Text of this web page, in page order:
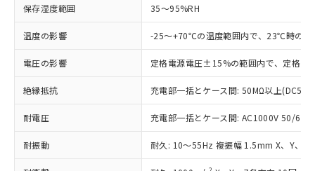
保存湿度範囲 35～95%RH
温度の影響 -25～+70℃の温度範囲内で、23℃時の
電圧の影響 定格電源電圧±15%の範囲内で、定格電
絶縁抵抗 充電部一括とケース間: 50MΩ以上
耐電圧 充電部一括とケース間: AC1000V 50/
耐振動 耐久: 10～55Hz 複振幅 1.5mm X、Y、Z
本サービスは、当社制御機器事業取扱
商品の当社在庫状況および標準価格
(税抜)を提供させていただくもので
当社制御機器事業取扱商品の中には、
本サービスの対象外となる商品もある
ことをご了承ください。
在庫状況および標準価格照会結果は、
記載している更新日時点での社内デー
タに基づき作成されるものであり、閲
覧された時点での実際の在庫および標
非含有の対応状況を調査中または確認中の
商品です。
非該当品：ライセンス料など無形物で、有
害物質有無と関係のない商品です。
仕入先様の事情により、非含有部品として
いたものが、含有品と判明した場合などや
むを得ず変更することがあります。
*EU RoHS指令（10物質）：
鉛(Pb) 1000ppm以下、 水銀(Hg) 1000ppm以下、 カド
六価クロム(Cr(Ⅵ)) 1000ppm以下、ポリ臭化ビフェニル
※1 中国RoHS○×表
「○」：最大均質材料含有率が中国RoHSの
基準値以下であることを示します。
基準値を超えていることを示します。
「－」：未確認です。当社販売部門へお問
*中国RoHS10物質の基準値 (GB/T26572)：
Pb(鉛) :1000ppm、 Hg(水銀) : 1000ppm、 Cd(カドミウ
当社は、これら貴社製品のうち、外国
為替および外国貿易法に定める商品
（以下｢規制貨物等」という）を輸出
または国外への提供する場合は、日本
国政府の輸出許可(または役務取引許
可)を取得するなどの必要な手続きを